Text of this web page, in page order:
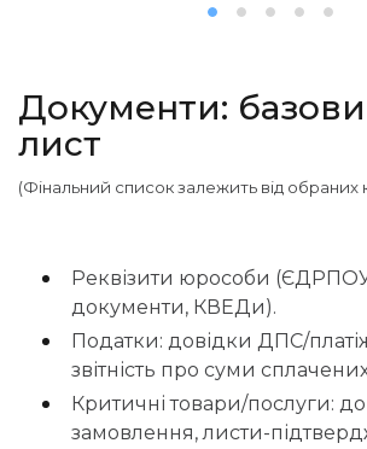
Документи:
лист
(Фінальний список залежить від обраних
Реквізити юрособи (ЄДРПОУ,
документи, КВЕДи).
Податки: довідки ДПС/
звітність про суми
Критичні товари/послуги:
замовлення, листи-